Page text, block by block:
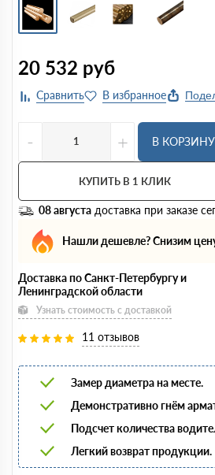
20 532 руб
- + В КОРЗИНУ
КУПИТЬ В 1 КЛИК
08 августа доставка при заказе
Нашли дешевле? Снизим
Доставка по Санкт-Петербургу и
Ленинградской области
Узнать стоимость с доставкой
11 отзывов
Замер диаметра на месте.
Демонстративно гнём
Подсчет количества
Легкий возврат продукции.